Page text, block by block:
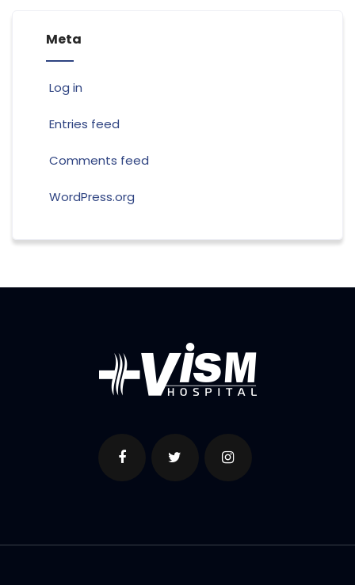
Meta
Log in
Entries feed
Comments feed
WordPress.org